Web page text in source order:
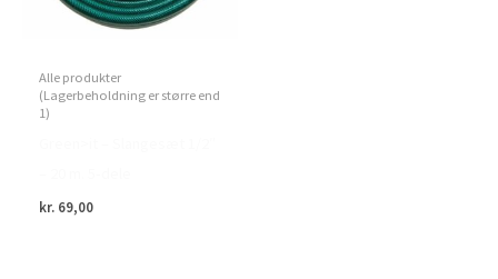
Alle produkter
(Lagerbeholdning er større end
1)
kr. 69,00